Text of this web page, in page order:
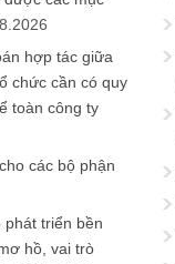
hợp tác giữa
chức cần có quy
toàn công ty
các bộ phận
phát triển bền
hồ, vai trò